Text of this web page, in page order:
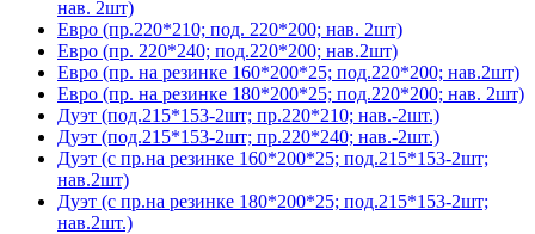
нав. 2шт)
Евро (пр.220*210; под. 220*200; нав. 2шт)
Евро (пр. 220*240; под.220*200; нав.2шт)
Евро (пр. на резинке 160*200*25; под.220*200; нав.2шт)
Евро (пр. на резинке 180*200*25; под.220*200; нав. 2шт)
Дуэт (под.215*153-2шт; пр.220*210; нав.-2шт.)
Дуэт (под.215*153-2шт; пр.220*240; нав.-2шт.)
Дуэт (с пр.на резинке 160*200*25; под.215*153-2шт;
нав.2шт)
Дуэт (с пр.на резинке 180*200*25; под.215*153-2шт;
нав.2шт.)